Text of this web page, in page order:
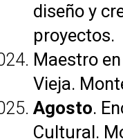
diseño y
proyectos.
Maestro
Vieja.
Agosto.
Cultural.